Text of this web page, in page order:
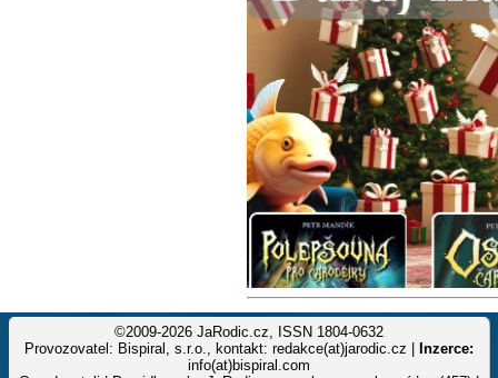
©2009-2026 JaRodic.cz, ISSN 1804-0632
Provozovatel: Bispiral, s.r.o., kontakt: redakce(at)jarodic.cz |
Inzerce:
info(at)bispiral.com